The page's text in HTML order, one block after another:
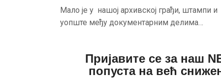
Мало је у нашој архивској грађи, штампи и
уопште међу документарним делима…
Пријавите се за наш
попуста на већ